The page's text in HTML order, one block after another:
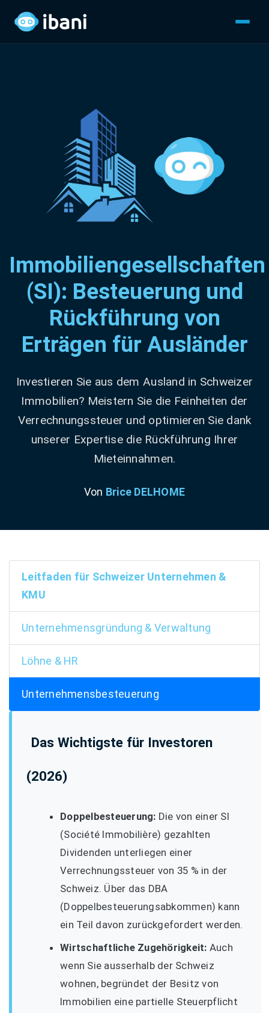
Immobiliengesellschaften
(SI): Besteuerung und
Rückführung von
Erträgen für Ausländer
Investieren Sie aus dem Ausland in Schweizer
Immobilien? Meistern Sie die Feinheiten der
Verrechnungssteuer und optimieren Sie dank
unserer Expertise die Rückführung Ihrer
Mieteinnahmen.
Von Brice DELHOME
Leitfaden für Schweizer Unternehmen &
KMU
Unternehmensgründung & Verwaltung
Löhne & HR
Unternehmensbesteuerung
Das Wichtigste für Investoren
(2026)
Doppelbesteuerung: Die von einer SI
(Société Immobilière) gezahlten
Dividenden unterliegen einer
Verrechnungssteuer von 35 % in der
Schweiz. Über das DBA
(Doppelbesteuerungsabkommen) kann
ein Teil davon zurückgefordert werden.
Wirtschaftliche Zugehörigkeit: Auch
wenn Sie ausserhalb der Schweiz
wohnen, begründet der Besitz von
Immobilien eine partielle Steuerpflicht